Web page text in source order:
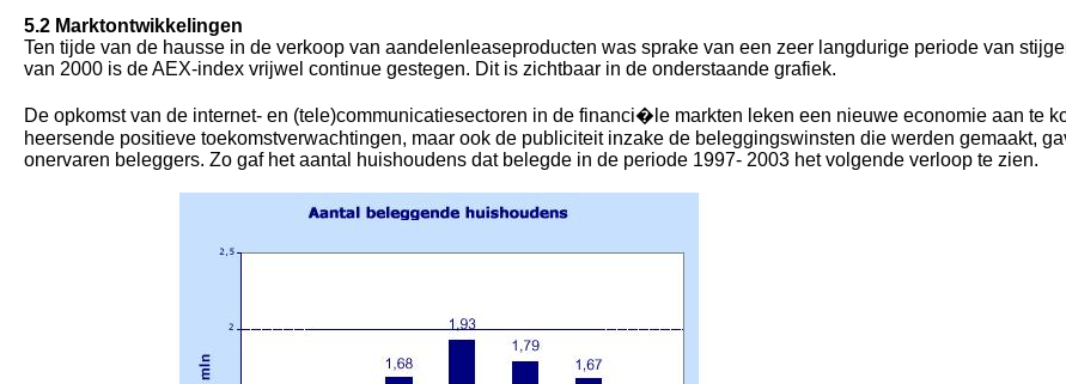
5.2 Marktontwikkelingen
Ten tijde van de hausse in de verkoop van aandelenleaseproducten was sprake van een zeer langdurige periode van
van 2000 is de AEX-index vrijwel continue gestegen. Dit is zichtbaar in de onderstaande grafiek.
De opkomst van de internet- en (tele)communicatiesectoren in de financi�le markten leken een nieuwe economie aan te
heersende positieve toekomstverwachtingen, maar ook de publiciteit inzake de beleggingswinsten die werden gemaakt,
onervaren beleggers. Zo gaf het aantal huishoudens dat belegde in de periode 1997- 2003 het volgende verloop te zien.